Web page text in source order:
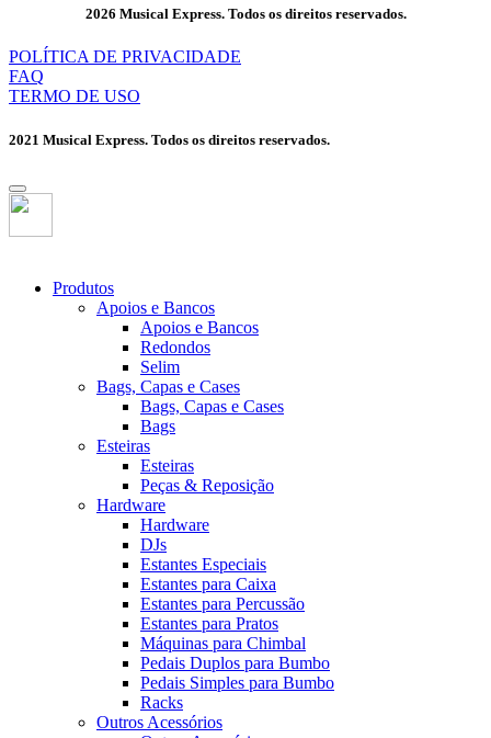
2026 Musical Express. Todos os direitos reservados.
POLÍTICA DE PRIVACIDADE
FAQ
TERMO DE USO
2021 Musical Express. Todos os direitos reservados.
Produtos
Apoios e Bancos
Apoios e Bancos
Redondos
Selim
Bags, Capas e Cases
Bags, Capas e Cases
Bags
Esteiras
Esteiras
Peças & Reposição
Hardware
Hardware
DJs
Estantes Especiais
Estantes para Caixa
Estantes para Percussão
Estantes para Pratos
Máquinas para Chimbal
Pedais Duplos para Bumbo
Pedais Simples para Bumbo
Racks
Outros Acessórios